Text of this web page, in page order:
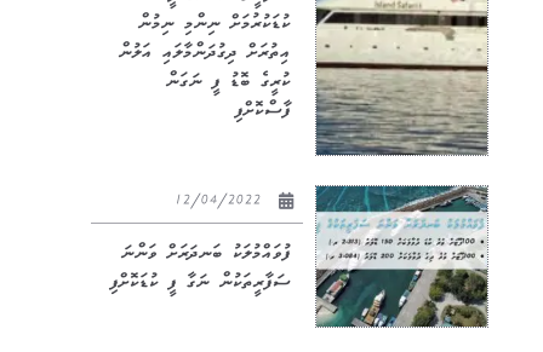
ކުޑަކުރުމަށް ނިންމި ނިމުން
އިތުރަށް ދިގުދަންމާލައި އަލުން
ކުރީގެ ބޮޑު ފީ ނަގަން
ފާސްކޮށްފި
ފުވައްމުލަކު ބަނދަރަށް ވަންނަ
ސަފާރީތަކުން ނަގާ ފީ ކުޑަކޮށްފި